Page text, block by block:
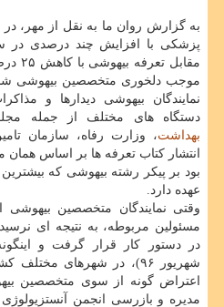
به گزارش روان ما به نقل از مهر،
موجب دلخوری متخصصین بیهوشی
نمایندگان بیهوشی دیدارها و
دستگاه های مختلف از جمله
بهداشت، وزارت رفاه، سازمان
انتشار كتاب تعرفه ها بر اساس
بود بر پیكر رشته بیهوشی كه
عهده دارد.
وقتی نمایندگان متخصصین بیهوشی
مسئولین مربوطه، به نتیجه ای
شهریور ۹۶)، در شهرهای
اعتراض گونه از سوی متخصصین
مدیره و بازرسی انجمن